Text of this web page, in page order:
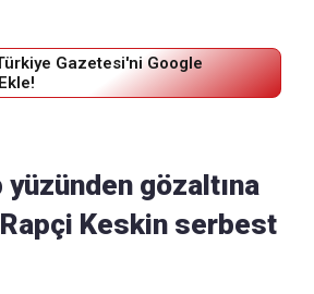
Gazetesi'ni Google
gözaltına
Rapçi Keskin serbest